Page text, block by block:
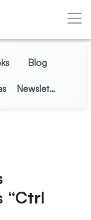
Blog
Newsletter
“Ctrl